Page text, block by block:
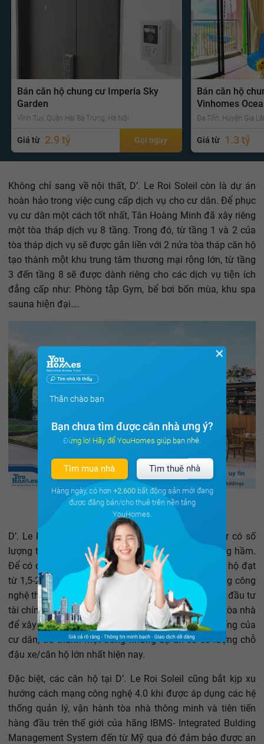
Bán căn hộ chung cư Imperia Sky
Garden
Vĩnh Tuy, Quận Hai Bà Trưng, Hà Nội
Giá từ 2.9 tỷ Gọi ngay
Bán căn hộ
Vinhomes
Đa Tốn, Huyện Gia
Giá từ 1.3 tỷ
Không chỉ sang về nội thất, D’. Le Roi Soleil còn là dự án
hoàn hảo trong việc cung cấp dịch vụ cho cư dân. Để phục
vụ cư dân một cách tốt nhất, Tân Hoàng Minh đã xây riêng
một tòa tháp dịch vụ 8 tầng. Trong đó, từ tầng 1 và 2 của
tòa tháp dịch vụ sẽ được gắn liền với 2 nửa tòa tháp căn hộ
tạo thành một khu trung tâm thương mại rộng lớn, từ tầng
3 đến tầng 8 sẽ được dành riêng cho các dịch vụ tiện ích
đẳng cấp như: Phòng tập Gym, bể bơi bốn mùa, khu spa
sauna hiện đại….
Nguồn ảnh: Internet
D’. Le Roi Soleil hiện cũng đang là dự án chung cư có số
lượng tầng hầm lớn nhất Hà Nội với số lượng 6 tầng hầm.
Để có được diện tích để xe trung bình cho mỗi căn hộ đạt
từ 1,5-2 ô tô, Tập đoàn Tân Hoàng Minh đã áp dụng công
nghệ thi công hiện đại, tiên tiến nhất và bỏ ra khoản đầu tư
tài chính lớn, chiếm ½ tổng mức đầu tư thi công cả tòa nhà
để xây dựng 6 tầng hầm, phục vụ nhu cầu cuộc sống của
cư dân, trở thành một trong những dự án có số lượng chỗ
đậu xe/căn hộ lớn nhất hiện nay.
Đặc biệt, các căn hộ tại D’. Le Roi Soleil cũng bắt kịp xu
hướng cách mạng công nghệ 4.0 khi được áp dụng các hệ
thống quản lý, vận hành tòa nhà thông minh và tiên tiến
hàng đầu trên thế giới của hãng IBMS- Integrated Bulding
Management System đến từ Mỹ qua đó đảm bảo được an
✕
Thân chào bạn
Bạn chưa tìm được căn nhà ưng ý?
Đừng lo! Hãy để YouHomes giúp bạn nhé.
Tìm mua nhà Tìm thuê nhà
Hàng ngày, có hơn +2.600bất động sản mới đang
được đăng bán/cho thuê trên nền tảng
YouHomes.